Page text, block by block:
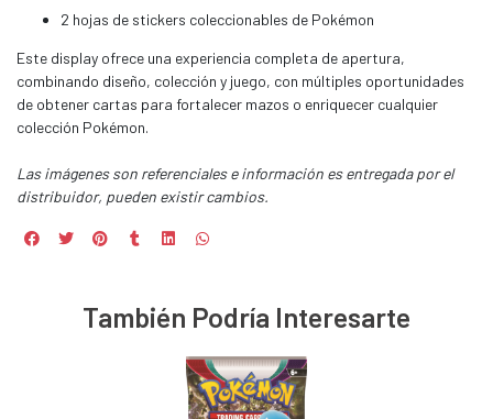
2 hojas de stickers coleccionables de Pokémon
Este display ofrece una experiencia completa de apertura,
combinando diseño, colección y juego, con múltiples oportunidades
de obtener cartas para fortalecer mazos o enriquecer cualquier
colección Pokémon.
Las imágenes son referenciales e información es entregada por el
distribuidor, pueden existir cambios.
También Podría Interesarte